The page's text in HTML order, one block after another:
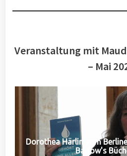
Veranstaltung mit
– Mai
Dorothea Härlin vom
Barlow's